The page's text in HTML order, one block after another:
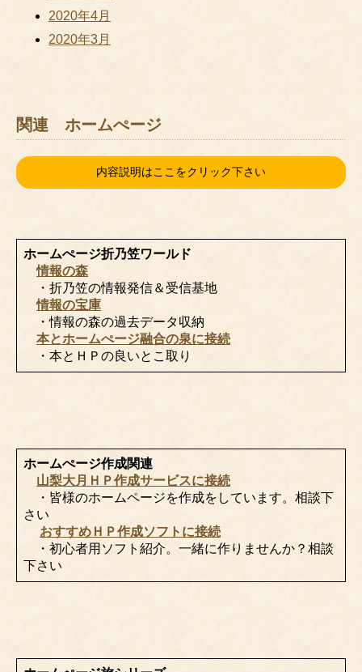
2020年4月
2020年3月
関連 ホームぺージ
内容説明はここをクリック下さい
ホームぺージ折乃笠ワールド
情報の森
・折乃笠の情報発信＆受信基地
情報の宝庫
・情報の森の過去データ収納
本とホームぺージ融合の泉に接続
・本とＨＰの良いとこ取り
ホームぺージ作成関連
山梨大月ＨＰ作成サービスに接続
・皆様のホームページを作成をしています。相談下
さい
おすすめＨＰ作成ソフトに接続
・初心者用ソフト紹介。一緒に作りませんか？相談
下さい